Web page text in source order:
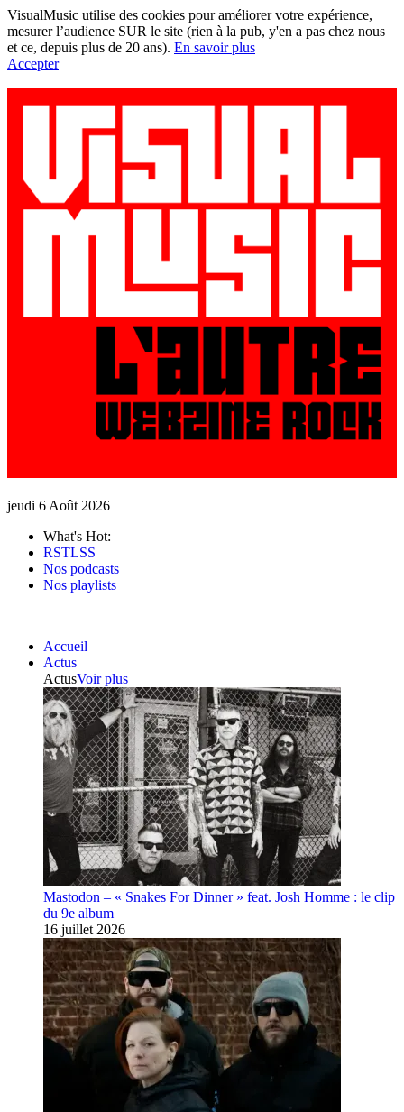
VisualMusic utilise des cookies pour améliorer votre expérience,
mesurer l’audience SUR le site (rien à la pub, y'en a pas chez nous
et ce, depuis plus de 20 ans). En savoir plus
Accepter
jeudi 6 Août 2026
What's Hot:
RSTLSS
Nos podcasts
Nos playlists
Accueil
Actus
ActusVoir plus
Mastodon – « Snakes For Dinner » feat. Josh Homme : le clip
du 9e album
16 juillet 2026